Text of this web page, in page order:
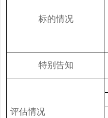
标的情况
特别告知
评估情况